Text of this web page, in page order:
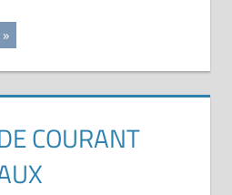
COURANT